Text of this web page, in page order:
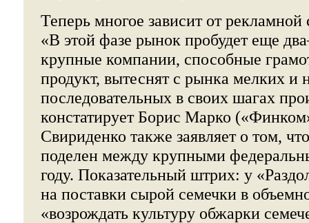
Теперь многое зависит от рекламной
«В этой фазе рынок пробудет еще
крупные компании, способные
продукт, вытеснят с рынка мелких и
последовательных в своих шагах
констатирует Борис Марко
Свириденко также заявляет о том,
поделен между крупными
году. Показательный штрих: у
на поставки сырой семечки в
«возрождать культуру обжарки